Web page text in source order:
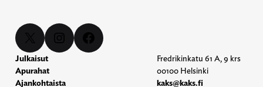
X Instagram Facebook
Julkaisut
Apurahat
Ajankohtaista
Fredrikinkatu 61 A, 9 krs
00100 Helsinki
kaks@kaks.fi